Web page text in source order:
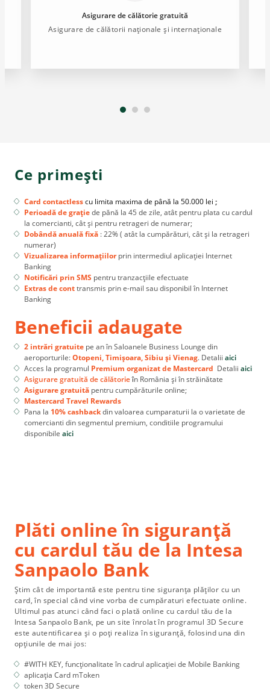
Asigurare de călătorie gratuită
Asigurare de călătorii naționale și internaționale
Ce primești
Card contactlesscu limita maxima de până la 50.000 lei ;
Perioadă de grațiede pănă la 45 de zile, atât pentru plata cu cardul
la comercianti, cât și pentru retrageri de numerar;
Dobândă anuală fixă : 22% ( atât la cumpărături, cât și la retrageri
numerar)
Vizualizarea informațiilorprin intermediul aplicației Internet
Banking
Notificări prin SMS pentru tranzacțiile efectuate
Extras de conttransmis prin e-mail sau disponibil în Internet
Banking
Beneficii adaugate
2 intrări gratuite pe an în Saloanele Business Lounge din
aeroporturile:Otopeni, Timișoara, Sibiu și Vienag. Detalii aici
Acces la programul Premium organizat de Mastercard Detalii aici
Asigurare gratuită de călătorieîn România și în străinătate
Asigurare gratuită pentru cumpărăturile online;
Mastercard Travel Rewards
Pana la 10% cashbackdin valoarea cumparaturii la o varietate de
comercianti din segmentul premium, conditiile programului
disponibile aici
Plăti online în siguranță
cu cardul tău de la Intesa
Sanpaolo Bank
Știm cât de importantă este pentru tine siguranța plăților cu un
card, în special când vine vorba de cumpăraturi efectuate online.
Ultimul pas atunci când faci o plată online cu cardul tău de la
Intesa Sanpaolo Bank, pe un site înrolat în programul 3D Secure
este autentificarea și o poți realiza în siguranță, folosind una din
opțiunile de mai jos:
#WITH KEY, funcționalitate în cadrul aplicației de Mobile Banking
aplicația Card mToken
token 3D Secure